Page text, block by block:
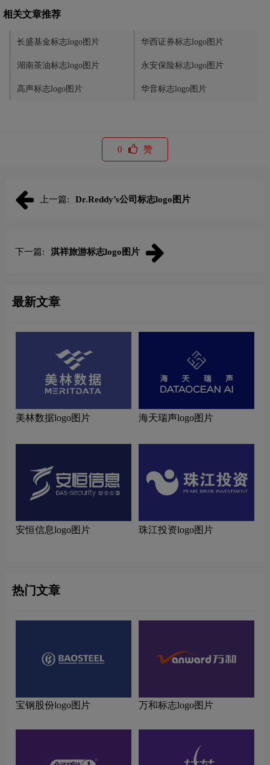
相关文章推荐
长盛基金标志logo图片 华西证券标志logo图片
湖南茶油标志logo图片 永安保险标志logo图片
高声标志logo图片 华音标志logo图片
0 赞
上一篇: Dr.Reddy’s公司标志logo图片
下一篇: 淇祥旅游标志logo图片
最新文章
美林数据logo图片 海天瑞声logo图片
安恒信息logo图片 珠江投资logo图片
热门文章
宝钢股份logo图片 万和标志logo图片